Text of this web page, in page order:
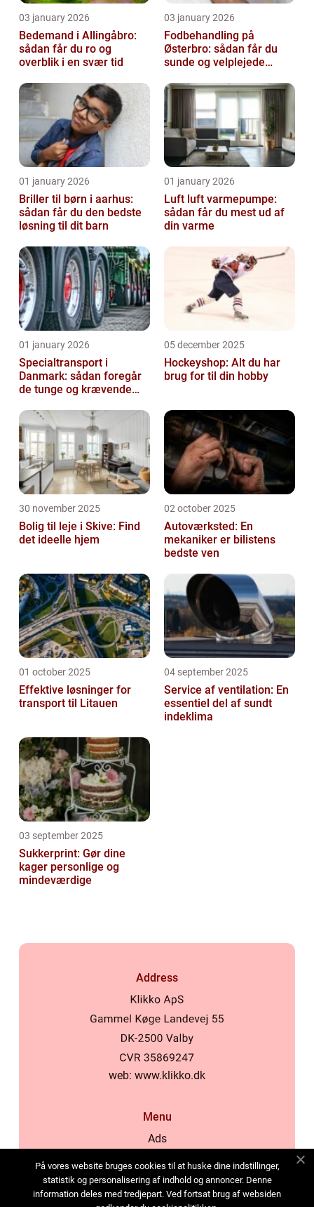
03 january 2026
Bedemand i Allingåbro:
sådan får du ro og
overblik i en svær tid
03 january 2026
Fodbehandling på
Østerbro: sådan får du
sunde og velplejede
01 january 2026
Briller til børn i aarhus:
sådan får du den bedste
løsning til dit barn
01 january 2026
Luft luft varmepumpe:
sådan får du mest ud af
din varme
01 january 2026
Specialtransport i
Danmark: sådan foregår
de tunge og krævende
05 december 2025
Hockeyshop: Alt du har
brug for til din hobby
30 november 2025
Bolig til leje i Skive: Find
det ideelle hjem
02 october 2025
Autoværksted: En
mekaniker er bilistens
bedste ven
01 october 2025
Effektive løsninger for
transport til Litauen
04 september 2025
Service af ventilation: En
essentiel del af sundt
indeklima
03 september 2025
Sukkerprint: Gør dine
kager personlige og
mindeværdige
Address
web: www.klikko.dk
Menu
Ads
Cookies
Contact
På vores website bruges cookies til at huske dine indstillinger,
statistik og personalisering af indhold og annoncer. Denne
information deles med tredjepart. Ved fortsat brug af websiden